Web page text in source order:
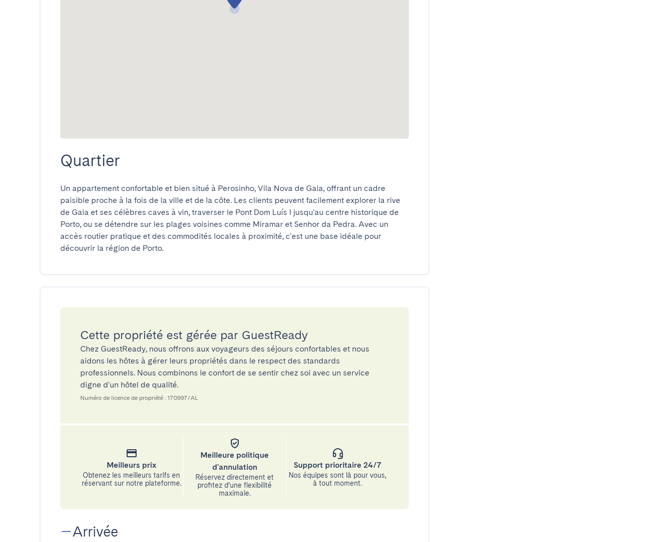
Quartier
Un appartement confortable et bien situé à Perosinho, Vila Nova de Gaia, offrant un cadre
paisible proche à la fois de la ville et de la côte. Les clients peuvent facilement explorer la rive
de Gaia et ses célèbres caves à vin, traverser le Pont Dom Luís I jusqu'au centre historique de
Porto, ou se détendre sur les plages voisines comme Miramar et Senhor da Pedra. Avec un
accès routier pratique et des commodités locales à proximité, c'est une base idéale pour
découvrir la région de Porto.
Cette propriété est gérée par GuestReady
Chez GuestReady, nous offrons aux voyageurs des séjours confortables et nous
aidons les hôtes à gérer leurs propriétés dans le respect des standards
professionnels. Nous combinons le confort de se sentir chez soi avec un service
digne d'un hôtel de qualité.
Numéro de licence de propriété : 170997/AL
Meilleurs prix
Obtenez les meilleurs tarifs en
réservant sur notre plateforme.
Meilleure politique
d'annulation
Réservez directement et
profitez d’une flexibilité
maximale.
Support prioritaire 24/7
Nos équipes sont là pour vous,
à tout moment.
Arrivée